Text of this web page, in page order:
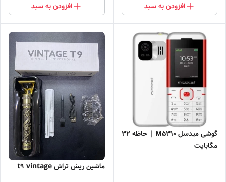
افزودن به سبد افزودن به سبد
گوشی میدسل M5310 | حاظه 32
مگابایت
ماشین ریش تراش t9 vintage